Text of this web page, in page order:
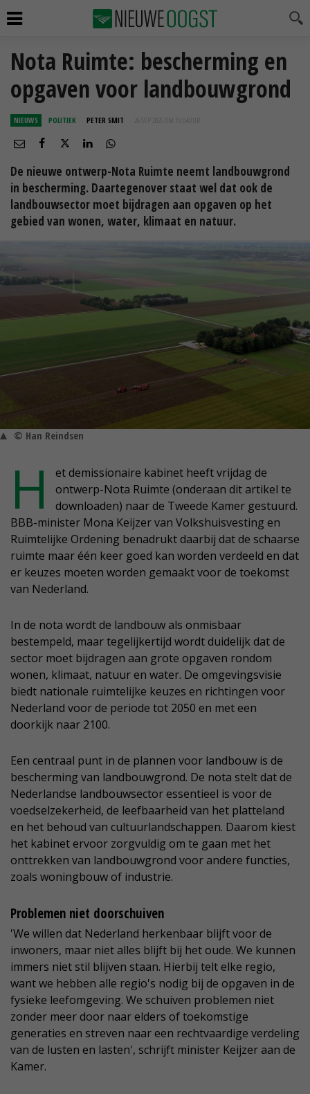
Nota Ruimte: bescherming en
opgaven voor landbouwgrond
NIEUWS POLITIEK PETER SMIT 26 SEP 2025 OM 16:04
De nieuwe ontwerp-Nota Ruimte neemt landbouwgrond
in bescherming. Daartegenover staat wel dat ook de
landbouwsector moet bijdragen aan opgaven op het
gebied van wonen, water, klimaat en natuur.
© Han Reindsen
H
et demissionaire kabinet heeft vrijdag de
ontwerp-Nota Ruimte (onderaan dit artikel te
downloaden) naar de Tweede Kamer gestuurd.
BBB-minister Mona Keijzer van Volkshuisvesting en
Ruimtelijke Ordening benadrukt daarbij dat de schaarse
ruimte maar één keer goed kan worden verdeeld en dat
er keuzes moeten worden gemaakt voor de toekomst
van Nederland.
In de nota wordt de landbouw als onmisbaar
bestempeld, maar tegelijkertijd wordt duidelijk dat de
sector moet bijdragen aan grote opgaven rondom
wonen, klimaat, natuur en water. De omgevingsvisie
biedt nationale ruimtelijke keuzes en richtingen voor
Nederland voor de periode tot 2050 en met een
doorkijk naar 2100.
Een centraal punt in de plannen voor landbouw is de
bescherming van landbouwgrond. De nota stelt dat de
Nederlandse landbouwsector essentieel is voor de
voedselzekerheid, de leefbaarheid van het platteland
en het behoud van cultuurlandschappen. Daarom kiest
het kabinet ervoor zorgvuldig om te gaan met het
onttrekken van landbouwgrond voor andere functies,
zoals woningbouw of industrie.
Problemen niet doorschuiven
'We willen dat Nederland herkenbaar blijft voor de
inwoners, maar niet alles blijft bij het oude. We kunnen
immers niet stil blijven staan. Hierbij telt elke regio,
want we hebben alle regio's nodig bij de opgaven in de
fysieke leefomgeving. We schuiven problemen niet
zonder meer door naar elders of toekomstige
generaties en streven naar een rechtvaardige verdeling
van de lusten en lasten', schrijft minister Keijzer aan de
Kamer.